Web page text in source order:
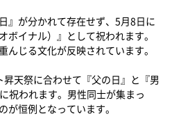
』が分かれて存在せず、5月8日に
イナル）』として祝われます。
じる文化が反映されています。
天祭に合わせて『父の日』と『男
祝われます。男性同士が集まっ
が恒例となっています。